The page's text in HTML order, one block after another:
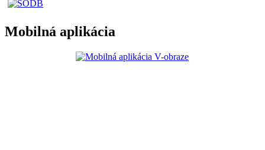
Mobilná aplikácia